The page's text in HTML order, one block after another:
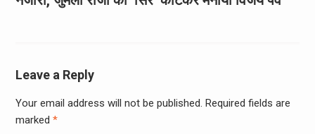
Leave a Reply
Your email address will not be published. Required fields are
marked *